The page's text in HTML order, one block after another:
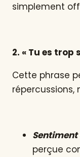
simplement
2. « Tu es trop
Cette phrase
perçue